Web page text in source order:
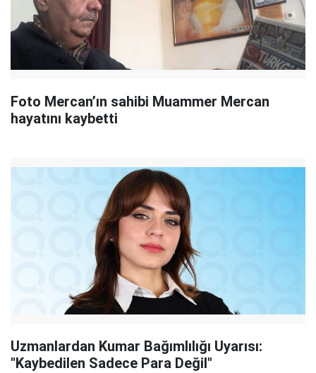
Foto Mercan’ın sahibi Muammer Mercan
hayatını kaybetti
Uzmanlardan Kumar Bağımlılığı Uyarısı:
"Kaybedilen Sadece Para Değil"